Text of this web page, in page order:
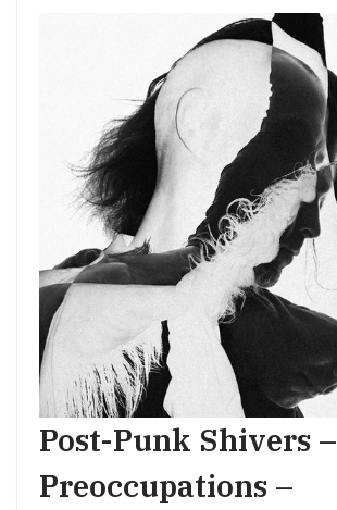
Post-Punk Shivers –
Preoccupations –